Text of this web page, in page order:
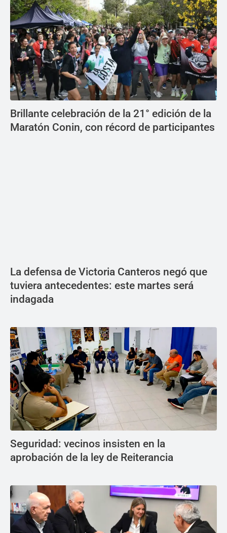
Brillante celebración de la 21° edición de la
Maratón Conin, con récord de participantes
La defensa de Victoria Canteros negó que
tuviera antecedentes: este martes será
indagada
Seguridad: vecinos insisten en la
aprobación de la ley de Reiterancia